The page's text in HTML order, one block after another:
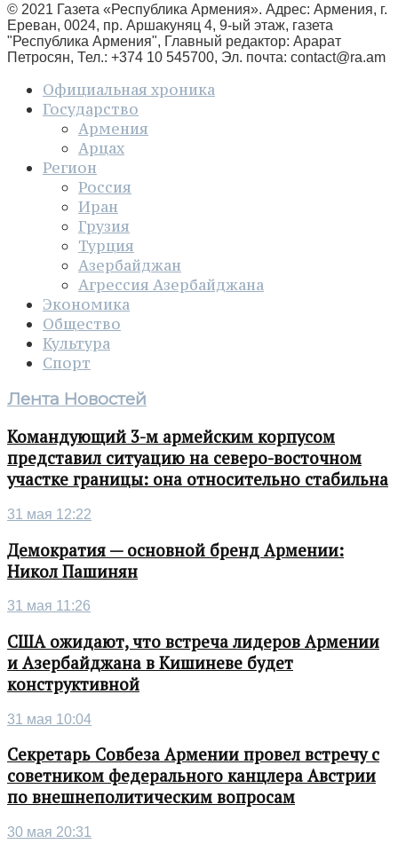
© 2021 Газета «Республика Армения». Адрес: Армения, г.
Ереван, 0024, пр. Аршакуняц 4, 9-ый этаж, газета
"Республика Армения", Главный редактор: Арарат
Петросян, Тел.: +374 10 545700, Эл. почта: contact@ra.am
Официальная хроника
Государство
Армения
Арцах
Регион
Россия
Иран
Грузия
Турция
Азербайджан
Агрессия Азербайджана
Экономика
Общество
Культура
Спорт
Лента Новостей
Командующий 3-м армейским корпусом
представил ситуацию на северо-восточном
участке границы: она относительно стабильна
31 мая 12:22
Демократия — основной бренд Армении:
Никол Пашинян
31 мая 11:26
США ожидают, что встреча лидеров Армении
и Азербайджана в Кишиневе будет
конструктивной
31 мая 10:04
Секретарь Совбеза Армении провел встречу с
советником федерального канцлера Австрии
по внешнеполитическим вопросам
30 мая 20:31